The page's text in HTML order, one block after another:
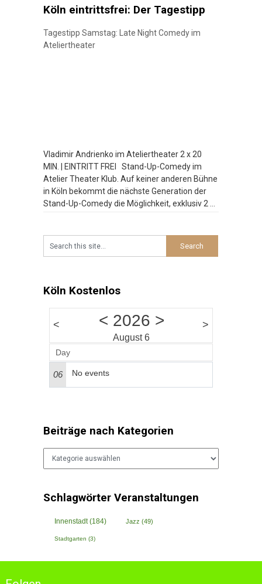
Köln eintrittsfrei: Der Tagestipp
Tagestipp Samstag: Late Night Comedy im
Ateliertheater
Vladimir Andrienko im Ateliertheater 2 x 20
MIN. | EINTRITT FREI Stand-Up-Comedy im
Atelier Theater Klub. Auf keiner anderen Bühne
in Köln bekommt die nächste Generation der
Stand-Up-Comedy die Möglichkeit, exklusiv 2 x
Köln Kostenlos
< < 2026 >
August 6
>
Day
06 No events
Beiträge nach Kategorien
Schlagwörter Veranstaltungen
Innenstadt(184) Jazz (49)
Stadtgarten (3)